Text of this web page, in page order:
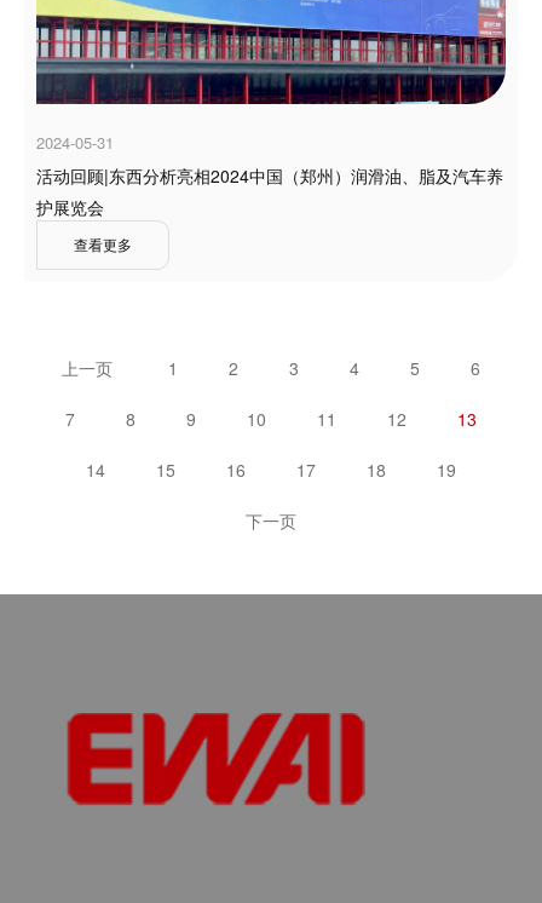
2024-05-31
活动回顾|东西分析亮相2024中国（郑州）润滑油、脂及汽车养
护展览会
查看更多
上一页 1 2 3 4 5 6
7 8 9 10 11 12 13
14 15 16 17 18 19
下一页